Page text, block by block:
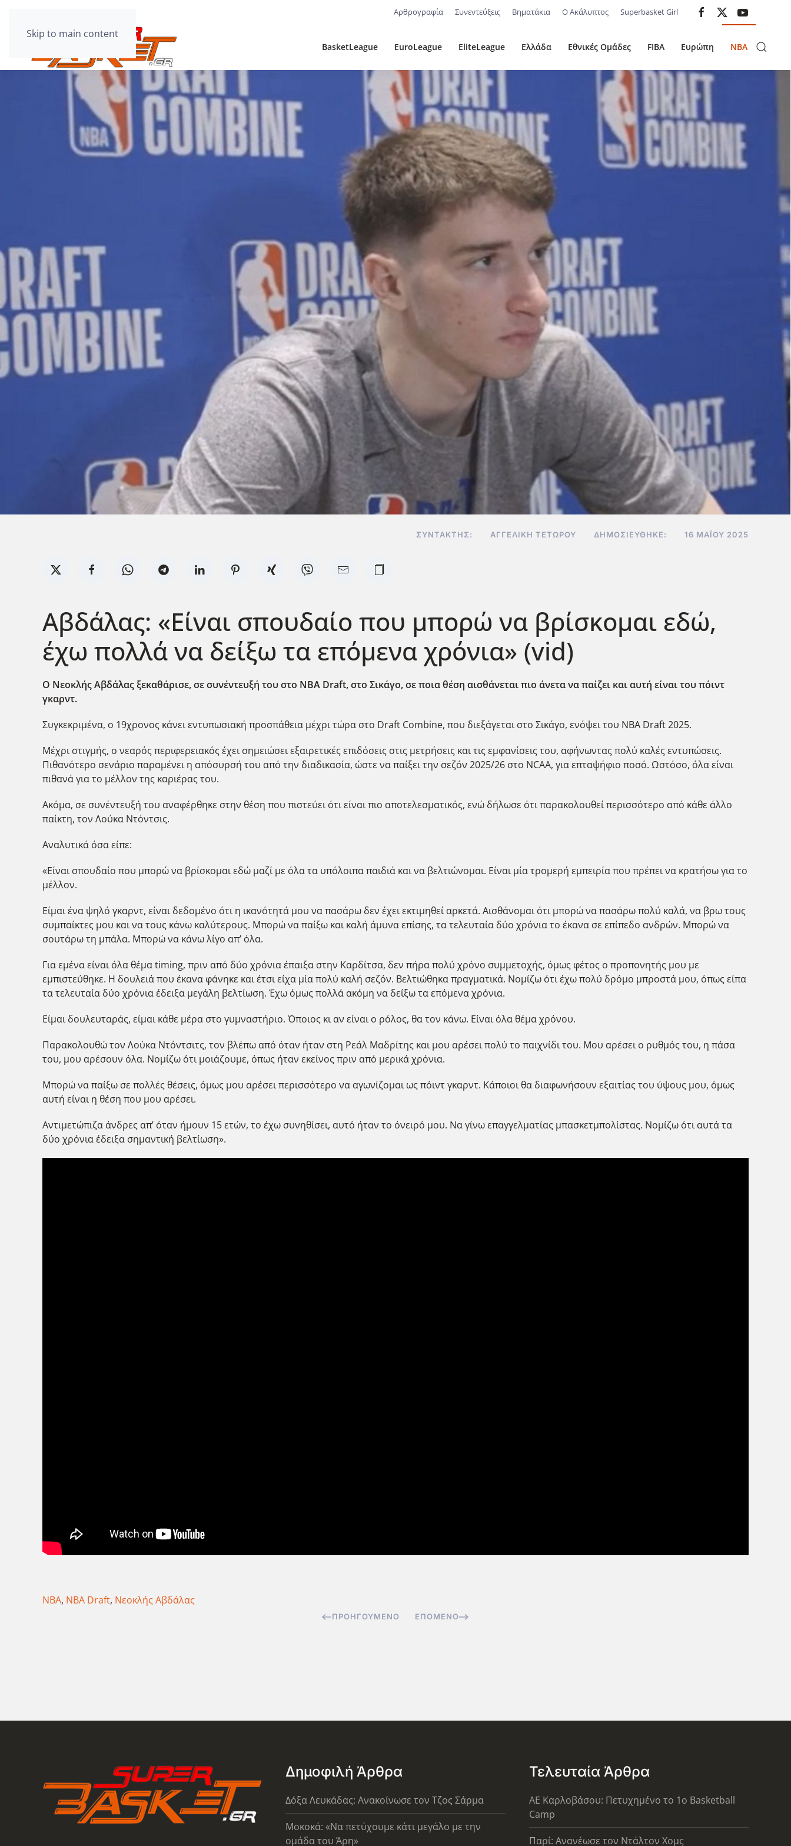
Skip to main content
Αρθρογραφία Συνεντεύξεις Βηματάκια Ο Ακάλυπτος Superbasket Girl
BasketLeague EuroLeague EliteLeague Ελλάδα Εθνικές Ομάδες FIBA Ευρώπη NBA
ΣΥΝΤΆΚΤΗΣ: ΑΓΓΕΛΙΚΉ ΤΕΤΏΡΟΥ ΔΗΜΟΣΙΕΎΘΗΚΕ: 16 ΜΑΪ́ΟΥ 2025
Αβδάλας: «Είναι σπουδαίο που μπορώ να βρίσκομαι εδώ,
έχω πολλά να δείξω τα επόμενα χρόνια» (vid)
Ο Νεοκλής Αβδάλας ξεκαθάρισε, σε συνέντευξή του στο ΝΒΑ Draft, στο Σικάγο, σε ποια θέση αισθάνεται πιο άνετα να παίζει και αυτή είναι του πόιντ
γκαρντ.
Συγκεκριμένα, ο 19χρονος κάνει εντυπωσιακή προσπάθεια μέχρι τώρα στο Draft Combine, που διεξάγεται στο Σικάγο, ενόψει του ΝΒΑ Draft 2025.
Μέχρι στιγμής, ο νεαρός περιφερειακός έχει σημειώσει εξαιρετικές επιδόσεις στις μετρήσεις και τις εμφανίσεις του, αφήνωντας πολύ καλές εντυπώσεις.
Πιθανότερο σενάριο παραμένει η απόσυρσή του από την διαδικασία, ώστε να παίξει την σεζόν 2025/26 στο NCAA, για επταψήφιο ποσό. Ωστόσο, όλα είναι
πιθανά για το μέλλον της καριέρας του.
Ακόμα, σε συνέντευξή του αναφέρθηκε στην θέση που πιστεύει ότι είναι πιο αποτελεσματικός, ενώ δήλωσε ότι παρακολουθεί περισσότερο από κάθε άλλο
παίκτη, τον Λούκα Ντόντσις.
Αναλυτικά όσα είπε:
«Είναι σπουδαίο που μπορώ να βρίσκομαι εδώ μαζί με όλα τα υπόλοιπα παιδιά και να βελτιώνομαι. Είναι μία τρομερή εμπειρία που πρέπει να κρατήσω για το
μέλλον.
Είμαι ένα ψηλό γκαρντ, είναι δεδομένο ότι η ικανότητά μου να πασάρω δεν έχει εκτιμηθεί αρκετά. Αισθάνομαι ότι μπορώ να πασάρω πολύ καλά, να βρω τους
συμπαίκτες μου και να τους κάνω καλύτερους. Μπορώ να παίξω και καλή άμυνα επίσης, τα τελευταία δύο χρόνια το έκανα σε επίπεδο ανδρών. Μπορώ να
σουτάρω τη μπάλα. Μπορώ να κάνω λίγο απ’ όλα.
Για εμένα είναι όλα θέμα timing, πριν από δύο χρόνια έπαιξα στην Καρδίτσα, δεν πήρα πολύ χρόνο συμμετοχής, όμως φέτος ο προπονητής μου με
εμπιστεύθηκε. Η δουλειά που έκανα φάνηκε και έτσι είχα μία πολύ καλή σεζόν. Βελτιώθηκα πραγματικά. Νομίζω ότι έχω πολύ δρόμο μπροστά μου, όπως είπα
τα τελευταία δύο χρόνια έδειξα μεγάλη βελτίωση. Έχω όμως πολλά ακόμη να δείξω τα επόμενα χρόνια.
Είμαι δουλευταράς, είμαι κάθε μέρα στο γυμναστήριο. Όποιος κι αν είναι ο ρόλος, θα τον κάνω. Είναι όλα θέμα χρόνου.
Παρακολουθώ τον Λούκα Ντόντσιτς, τον βλέπω από όταν ήταν στη Ρεάλ Μαδρίτης και μου αρέσει πολύ το παιχνίδι του. Μου αρέσει ο ρυθμός του, η πάσα
του, μου αρέσουν όλα. Νομίζω ότι μοιάζουμε, όπως ήταν εκείνος πριν από μερικά χρόνια.
Μπορώ να παίξω σε πολλές θέσεις, όμως μου αρέσει περισσότερο να αγωνίζομαι ως πόιντ γκαρντ. Κάποιοι θα διαφωνήσουν εξαιτίας του ύψους μου, όμως
αυτή είναι η θέση που μου αρέσει.
Αντιμετώπιζα άνδρες απ’ όταν ήμουν 15 ετών, το έχω συνηθίσει, αυτό ήταν το όνειρό μου. Να γίνω επαγγελματίας μπασκετμπολίστας. Νομίζω ότι αυτά τα
δύο χρόνια έδειξα σημαντική βελτίωση».
ΝΒΑ, ΝΒΑ Draft, Νεοκλής Αβδάλας
ΠΡΟΗΓΟΎΜΕΝΟ ΕΠΌΜΕΝΟ
Δημοφιλή Άρθρα
Δόξα Λευκάδας: Ανακοίνωσε τον Τζος Σάρμα
Μοκοκά: «Να πετύχουμε κάτι μεγάλο με την
ομάδα του Άρη»
Τελευταία Άρθρα
ΑΕ Καρλοβάσου: Πετυχημένο το 1ο Basketball
Camp
Παρί: Ανανέωσε τον Ντάλτον Χομς